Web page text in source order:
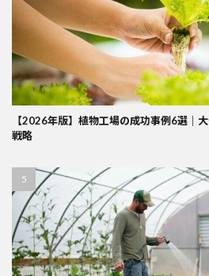
【2026年版】植物工場の成功事例6選｜
戦略